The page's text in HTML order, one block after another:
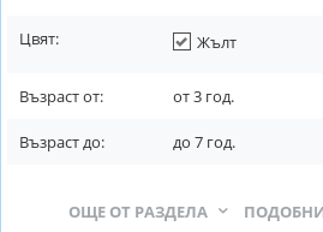
Цвят: Жълт
Възраст от: от3 год.
Възраст до: до 7 год.
ОЩЕ ОТ РАЗДЕЛА